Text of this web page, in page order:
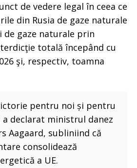
de vedere legal în ceea ce
din Rusia de gaze naturale
de gaze naturale prin
totală începând cu
şi, respectiv, toamna
pentru noi și pentru
a declarat ministrul danez
Aagaard, subliniind că
consolidează
a UE.